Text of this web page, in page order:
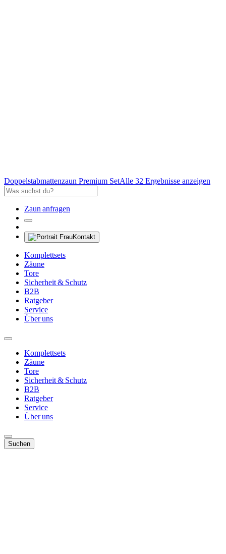
Doppelstabmattenzaun Premium SetAlle 32 Ergebnisse anzeigen
Zaun anfragen
Kontakt
Komplettsets
Zäune
Tore
Sicherheit & Schutz
B2B
Ratgeber
Service
Über uns
Komplettsets
Zäune
Tore
Sicherheit & Schutz
B2B
Ratgeber
Service
Über uns
Suchen